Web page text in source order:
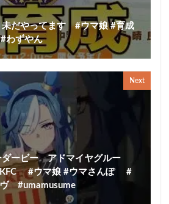
未だやってます #ウマ娘 #育成
わずやん
Next
ダービー アドマイヤグルー
#ウマ娘 #ウマさんぽ #
ヴ #umamusume